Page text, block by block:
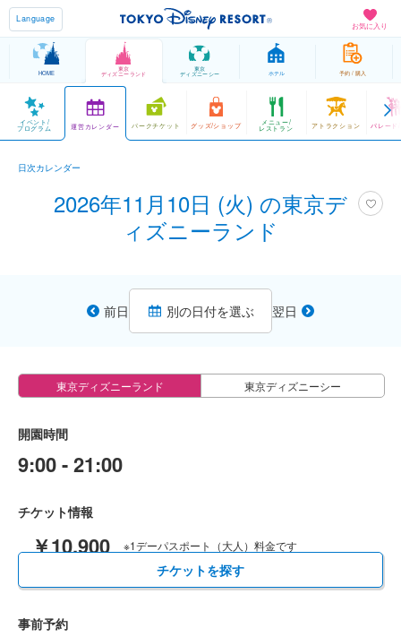
お気に入り
Language
HOME
東京
ディズニーランド
東京
ディズニーシー ホテル 予約 / 購入
イベント/
プログラム 運営カレンダー パークチケット グッズ/ショップ メニュー/
レストラン アトラクション パレード
日次カレンダー
2026年11月10日 (火) の東京デ
ィズニーランド
前日 別の日付を選ぶ 翌日
東京ディズニーランド 東京ディズニーシー
開園時間
9:00 - 21:00
チケット情報
￥10,900 ※1デーパスポート（大人）料金です
チケットを探す
事前予約